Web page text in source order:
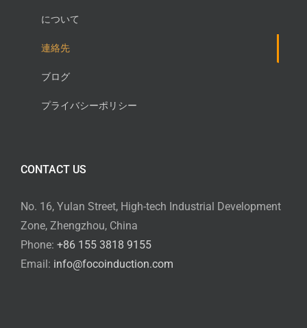
について
連絡先
ブログ
プライバシーポリシー
CONTACT US
No. 16, Yulan Street, High-tech Industrial Development
Zone, Zhengzhou, China
Phone: +86 155 3818 9155
Email: info@focoinduction.com